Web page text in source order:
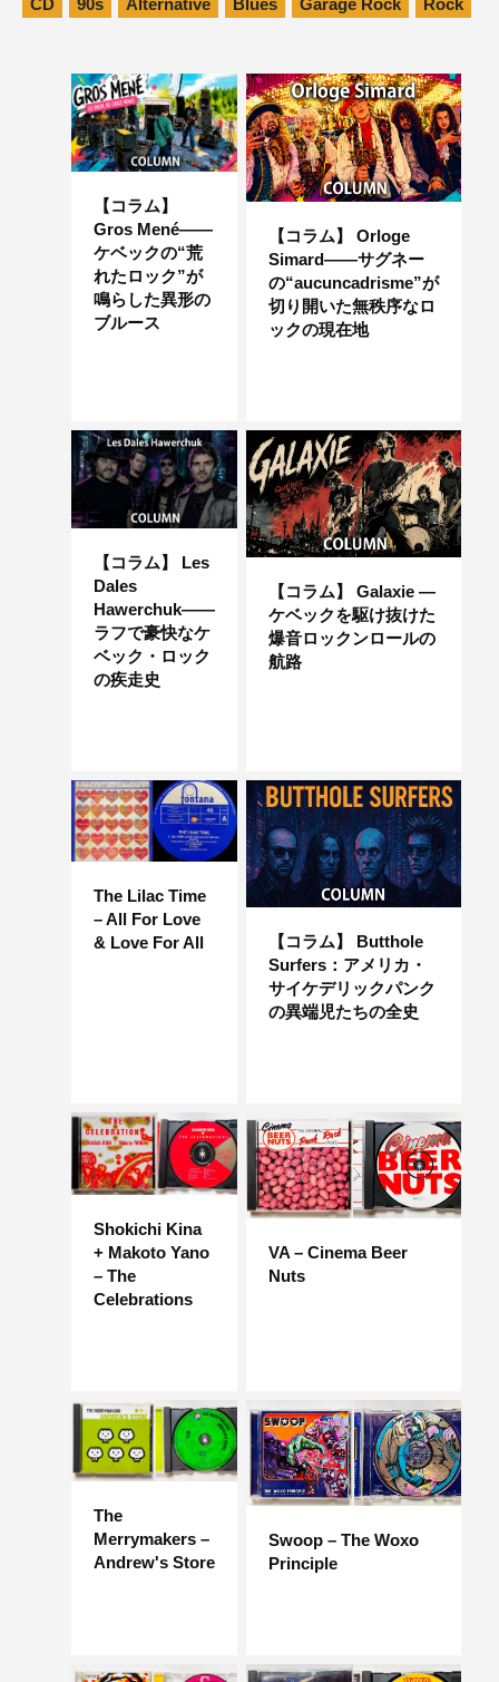
CD 90s Alternative Blues Garage Rock Rock
【コラム】
Gros Mené――
ケベックの“荒
れたロック”が
鳴らした異形の
ブルース
【コラム】 Orloge
Simard――サグネー
の“aucuncadrisme”が
切り開いた無秩序なロ
ックの現在地
【コラム】 Les
Dales
Hawerchuk――
ラフで豪快なケ
ベック・ロック
の疾走史
【コラム】 Galaxie ―
ケベックを駆け抜けた
爆音ロックンロールの
航路
The Lilac Time
– All For Love
& Love For All
【コラム】 Butthole
Surfers：アメリカ・
サイケデリックパンク
の異端児たちの全史
Shokichi Kina
+ Makoto Yano
– The
Celebrations
VA – Cinema Beer
Nuts
The
Merrymakers –
Andrew's Store
Swoop – The Woxo
Principle